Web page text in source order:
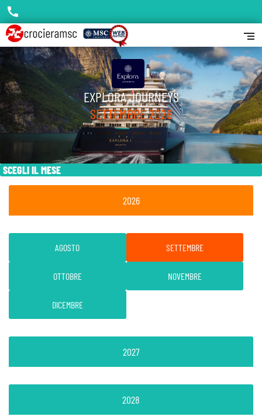
SCEGLI IL MESE
2026
AGOSTO SETTEMBRE
OTTOBRE NOVEMBRE
DICEMBRE
2027
2028
EXPLORA JOURNEYS
SETTEMBRE 2026
call
segment